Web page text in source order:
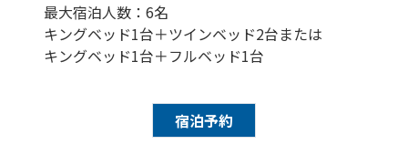
最大宿泊人数：6名
キングベッド1台＋ツインベッド2台または
​​​​​​​キングベッド1台＋フルベッド1台
宿泊予約